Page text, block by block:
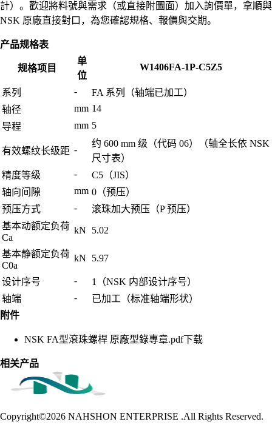
計）。歡迎將料號與需求（或直接附圖面）加入詢價單，拿順與
NSK 原廠直接對口，為您確認規格、報價與交期。
产品规格表
规格项目
单
位
W1406FA-1P-C5Z5
系列 -
FA 系列（轴端已加工）
轴径
mm 14
导程
mm 5
有效螺纹长级距 -
约 600 mm 级（代码 06）（轴全长依 NSK
尺寸表）
精度等级
-
C5（JIS）
轴向间隙
mm 0（预压）
预压方式
-
滚珠加大预压（P 预压）
基本动额定负荷
Ca
kN 5.02
基本静额定负荷
C0a
kN 5.97
设计序号 -
1（NSK 内部设计序号）
轴端
-
已加工（标准轴端形状）
附件
NSK FA型滾珠螺桿 原廠型錄專章.pdf下载
相关产品
Copyright©2026 NAHSHON ENTERPRISE .All Rights Reserved.